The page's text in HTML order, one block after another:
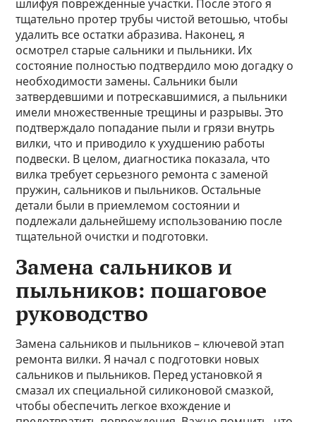
шлифуя поврежденные участки. После этого я
тщательно протер трубы чистой ветошью, чтобы
удалить все остатки абразива. Наконец, я
осмотрел старые сальники и пыльники. Их
состояние полностью подтвердило мою догадку о
необходимости замены. Сальники были
затвердевшими и потрескавшимися, а пыльники
имели множественные трещины и разрывы. Это
подтверждало попадание пыли и грязи внутрь
вилки, что и приводило к ухудшению работы
подвески. В целом, диагностика показала, что
вилка требует серьезного ремонта с заменой
пружин, сальников и пыльников. Остальные
детали были в приемлемом состоянии и
подлежали дальнейшему использованию после
тщательной очистки и подготовки.
Замена сальников и
пыльников: пошаговое
руководство
Замена сальников и пыльников – ключевой этап
ремонта вилки. Я начал с подготовки новых
сальников и пыльников. Перед установкой я
смазал их специальной силиконовой смазкой,
чтобы обеспечить легкое вхождение и